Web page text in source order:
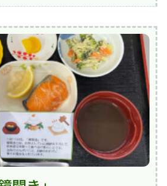
動）
事項
る掲示事項